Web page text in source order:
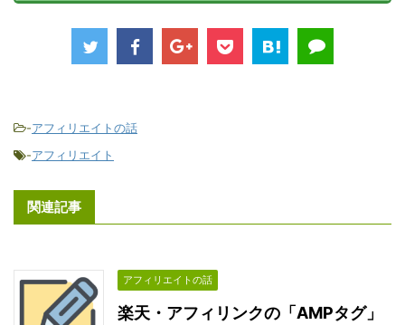
-アフィリエイトの話
-アフィリエイト
関連記事
アフィリエイトの話
楽天・アフィリンクの「AMPタグ」